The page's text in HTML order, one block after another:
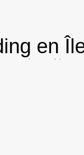
en
des expériences